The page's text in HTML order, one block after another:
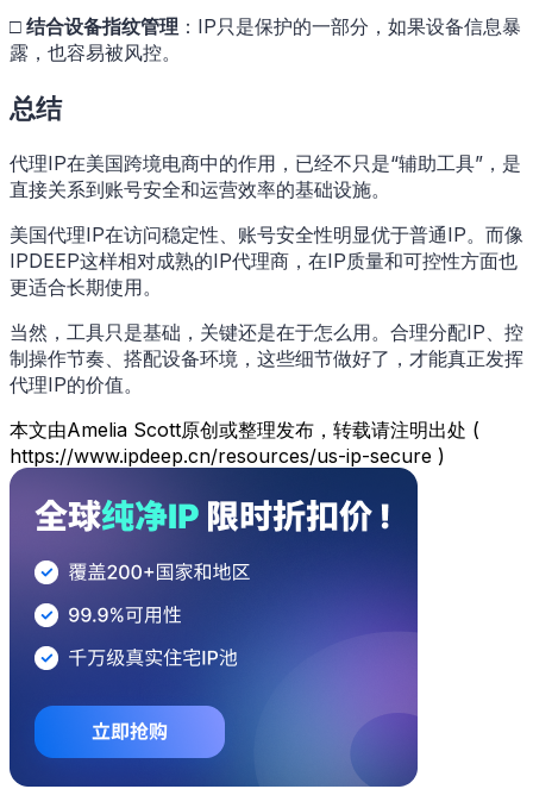
□ 结合设备指纹管理 ：IP只是保护的一部分，如果设备信息暴
露，也容易被风控。
总结
代理IP在美国跨境电商中的作用，已经不只是“辅助工具”，是
直接关系到账号安全和运营效率的基础设施。
美国代理IP在访问稳定性、账号安全性明显优于普通IP。而像
IPDEEP这样相对成熟的IP代理商，在IP质量和可控性方面也
更适合长期使用。
当然，工具只是基础，关键还是在于怎么用。合理分配IP、控
制操作节奏、搭配设备环境，这些细节做好了，才能真正发挥
代理IP的价值。
本文由Amelia Scott原创或整理发布，转载请注明出处 (
https://www.ipdeep.cn/resources/us-ip-secure )